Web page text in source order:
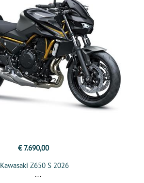
€ 7.690,00
Kawasaki Z650 S 2026